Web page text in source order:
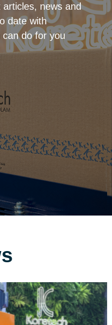
news and
date with
do for you